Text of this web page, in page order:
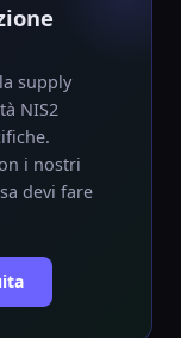
supply
NIS2
i nostri
devi fare